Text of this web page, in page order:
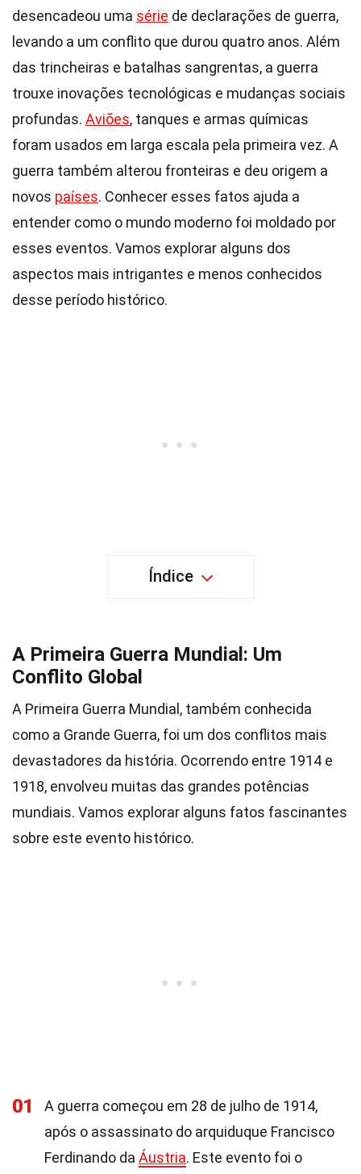
desencadeou uma série de declarações de guerra,
levando a um conflito que durou quatro anos. Além
das trincheiras e batalhas sangrentas, a guerra
trouxe inovações tecnológicas e mudanças sociais
profundas. Aviões, tanques e armas químicas
foram usados em larga escala pela primeira vez. A
guerra também alterou fronteiras e deu origem a
novos países. Conhecer esses fatos ajuda a
entender como o mundo moderno foi moldado por
esses eventos. Vamos explorar alguns dos
aspectos mais intrigantes e menos conhecidos
desse período histórico.
Índice
A Primeira Guerra Mundial: Um
Conflito Global
A Primeira Guerra Mundial, também conhecida
como a Grande Guerra, foi um dos conflitos mais
devastadores da história. Ocorrendo entre 1914 e
1918, envolveu muitas das grandes potências
mundiais. Vamos explorar alguns fatos fascinantes
sobre este evento histórico.
01
A guerra começou em 28 de julho de 1914,
após o assassinato do arquiduque Francisco
Ferdinando da Áustria. Este evento foi o